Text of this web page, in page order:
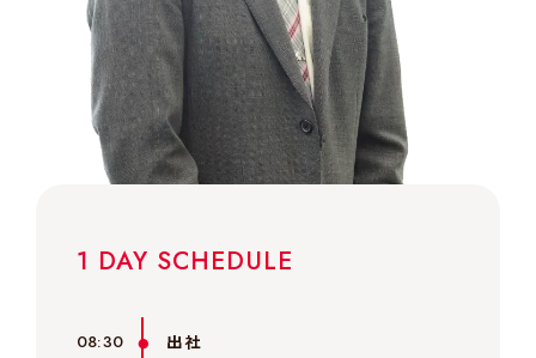
1 DAY SCHEDULE
08:30 出社